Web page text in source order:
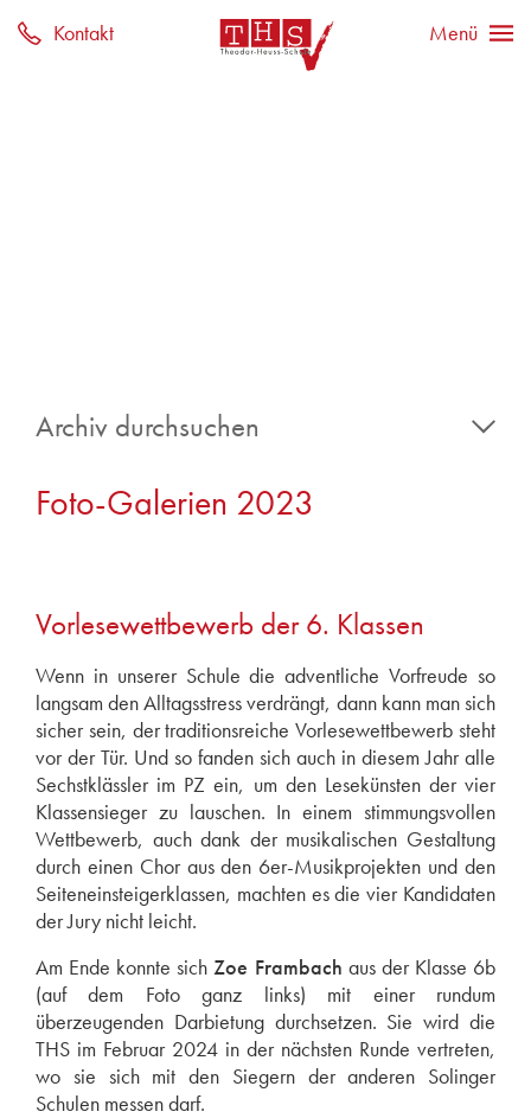
Archiv durchsuchen
2025
2022
2020
2019
2018
2017
2016
2015
2014
Foto-Galerien 2023
Vorlesewettbewerb der 6. Klassen
Wenn in unserer Schule die adventliche Vorfreude so
langsam den Alltagsstress verdrängt, dann kann man sich
sicher sein, der traditionsreiche Vorlesewettbewerb steht
vor der Tür. Und so fanden sich auch in diesem Jahr alle
Sechstklässler im PZ ein, um den Lesekünsten der vier
Klassensieger zu lauschen. In einem stimmungsvollen
Wettbewerb, auch dank der musikalischen Gestaltung
durch einen Chor aus den 6er-Musikprojekten und den
Seiteneinsteigerklassen, machten es die vier Kandidaten
der Jury nicht leicht.
Am Ende konnte sich Zoe Frambach aus der Klasse 6b
(auf dem Foto ganz links) mit einer rundum
überzeugenden Darbietung durchsetzen. Sie wird die
THS im Februar 2024 in der nächsten Runde vertreten,
wo sie sich mit den Siegern der anderen Solinger
Schulen messen darf.